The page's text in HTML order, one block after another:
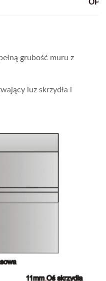
grubość muru z
luz skrzydła i